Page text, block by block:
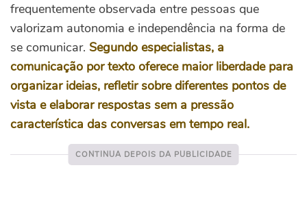
frequentemente observada entre pessoas que
valorizam autonomia e independência na forma de
se comunicar. Segundo especialistas, a
comunicação por texto oferece maior liberdade para
organizar ideias, refletir sobre diferentes pontos de
vista e elaborar respostas sem a pressão
característica das conversas em tempo real.